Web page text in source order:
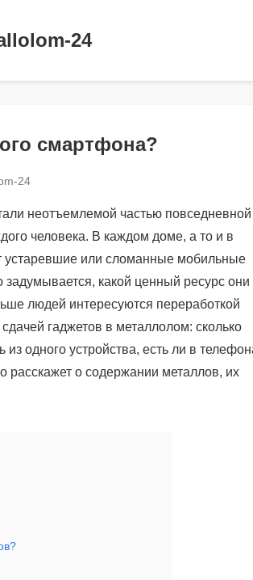
24
смартфона?
24
неотъемлемой частью повседневной
человека. В каждом доме, а то и в
устаревшие или сломанные мобильные
какой ценный ресурс они
людей интересуются переработкой
гаджетов в металлолом: сколько
из одного устройства, есть ли в
расскажет о содержании металлов, их